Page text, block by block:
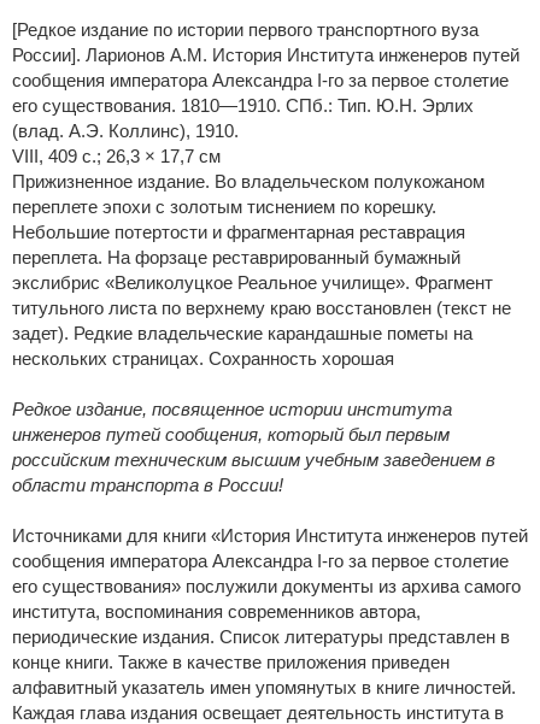
[Редкое издание по истории первого транспортного вуза
России]. Ларионов А.М. История Института инженеров путей
сообщения императора Александра I-го за первое столетие
его существования. 1810—1910. СПб.: Тип. Ю.Н. Эрлих
(влад. А.Э. Коллинс), 1910.
VIII, 409 с.; 26,3 × 17,7 см
Прижизненное издание. Во владельческом полукожаном
переплете эпохи с золотым тиснением по корешку.
Небольшие потертости и фрагментарная реставрация
переплета. На форзаце реставрированный бумажный
экслибрис «Великолуцкое Реальное училище». Фрагмент
титульного листа по верхнему краю восстановлен (текст не
задет). Редкие владельческие карандашные пометы на
нескольких страницах. Сохранность хорошая
Редкое издание, посвященное истории института
инженеров путей сообщения, который был первым
российским техническим высшим учебным заведением в
области транспорта в России!
Источниками для книги «История Института инженеров путей
сообщения императора Александра I-го за первое столетие
его существования» послужили документы из архива самого
института, воспоминания современников автора,
периодические издания. Список литературы представлен в
конце книги. Также в качестве приложения приведен
алфавитный указатель имен упомянутых в книге личностей.
Каждая глава издания освещает деятельность института в